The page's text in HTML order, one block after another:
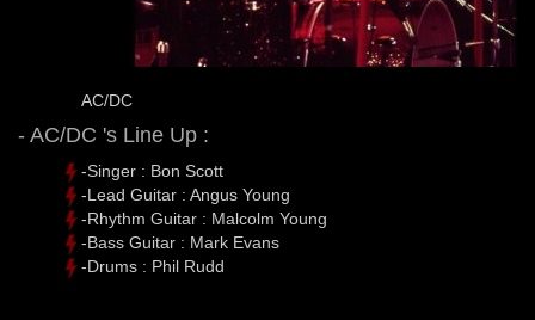
AC/DC
- AC/DC 's Line Up :
-Singer : Bon Scott
-Lead Guitar : Angus Young
-Rhythm Guitar : Malcolm Young
-Bass Guitar : Mark Evans
-Drums : Phil Rudd